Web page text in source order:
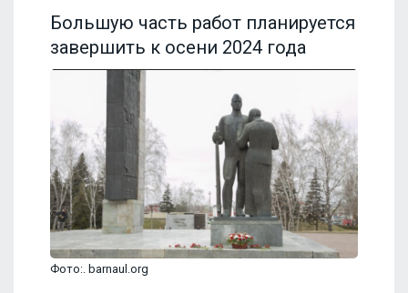
Большую часть работ планируется
завершить к осени 2024 года
Фото:. barnaul.org